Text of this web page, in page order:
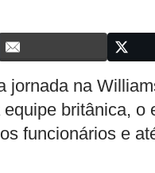
jornada na
britânica,
funcionários e